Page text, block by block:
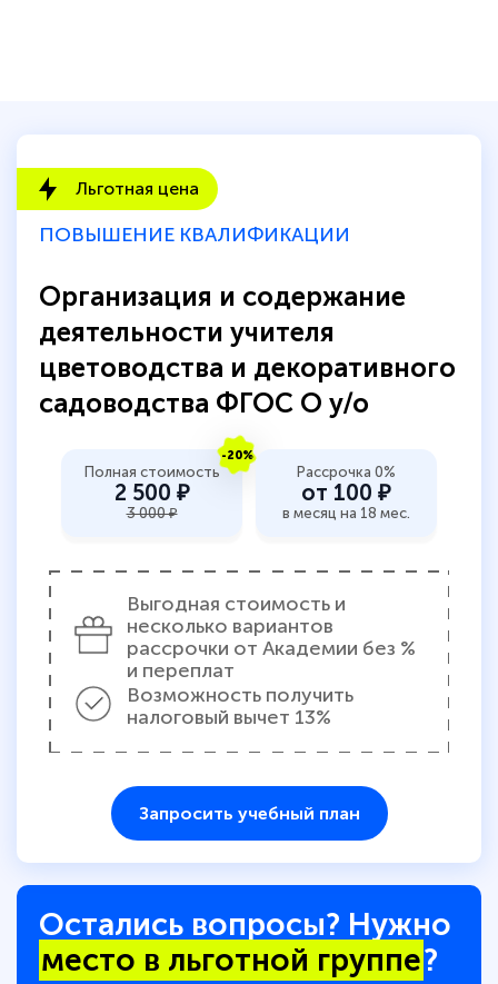
прохождения курса, удобная система
аттестации, проблем не возникло ни на
каком этапе…
Льготная цена
ПОВЫШЕНИЕ КВАЛИФИКАЦИИ
Организация и содержание
деятельности учителя
цветоводства и декоративного
садоводства ФГОС О у/о
-20%
Полная стоимость
2 500 ₽
3 000 ₽
Рассрочка 0%
от 100 ₽
в месяц на 18 мес.
Выгодная стоимость и
несколько вариантов
рассрочки от Академии без %
и переплат
Возможность получить
налоговый вычет 13%
Запросить учебный план
Остались вопросы? Нужно
место в льготной группе?